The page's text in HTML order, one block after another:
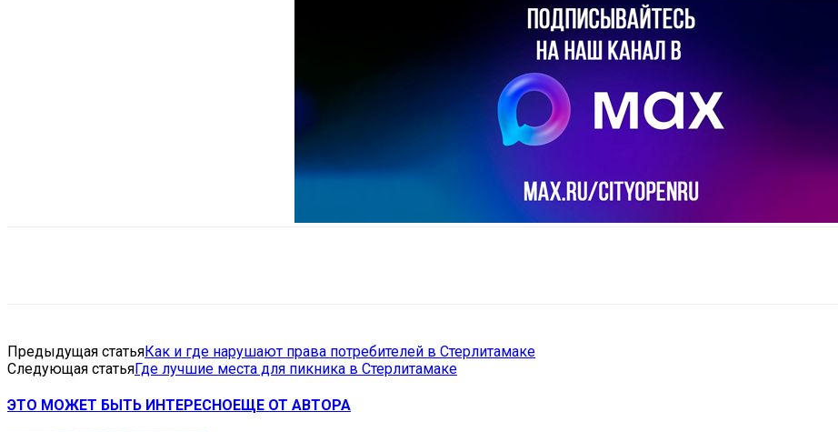
Предыдущая статьяКак и где нарушают права потребителей в Стерлитамаке
Следующая статьяГде лучшие места для пикника в Стерлитамаке
ЭТО МОЖЕТ БЫТЬ ИНТЕРЕСНОЕЩЕ ОТ АВТОРА